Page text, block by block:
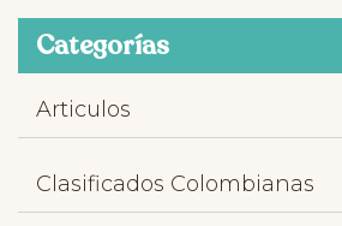
Categorías
Articulos
Clasificados Colombianas